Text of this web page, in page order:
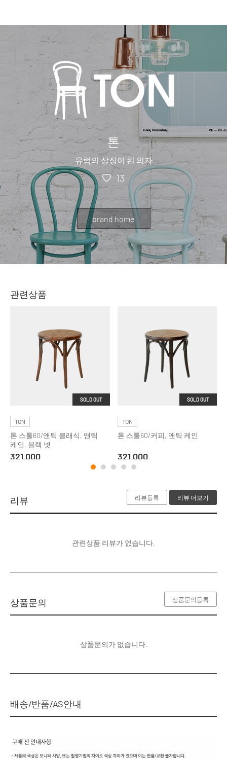
톤
유럽의 상징이 된 의자
13
brand home
관련상품
SOLD OUT
TON
톤 스툴60/앤틱 클래식, 앤틱
케인, 블랙 넷
321,000
SOLD OUT
TON
톤 스툴60/커피, 앤틱 케인
321,000
리뷰 리뷰등록 리뷰 더보기
관련상품 리뷰가 없습니다.
상품문의 상품문의등록
상품문의가 없습니다.
배송/반품/AS안내